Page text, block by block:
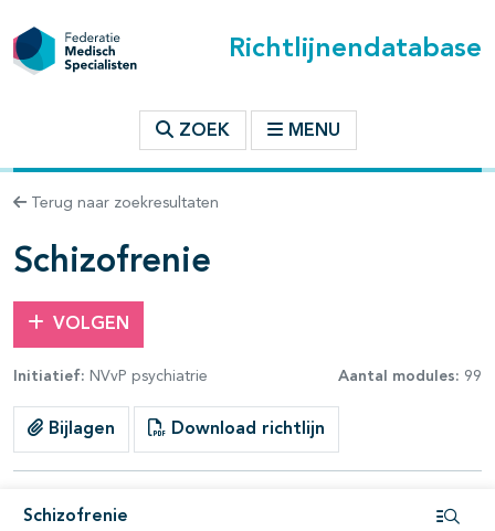
Richtlijnendatabase
ZOEK MENU
Terug naar zoekresultaten
Schizofrenie
VOLGEN
Initiatief: NVvP psychiatrie Aantal modules: 99
Bijlagen Download richtlijn
Schizofrenie
binnen deze richtlijn
open- en dichtklappen
open- en dichtklappen
open- en dichtklappen